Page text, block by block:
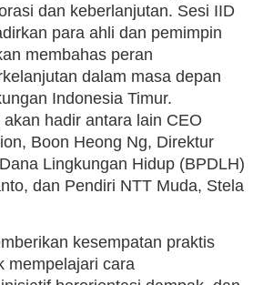
dan keberlanjutan. Sesi IID
para ahli dan pemimpin
membahas peran
dalam masa depan
Indonesia Timur.
hadir antara lain CEO
Boon Heong Ng, Direktur
Lingkungan Hidup (BPDLH)
dan Pendiri NTT Muda, Stela
kesempatan praktis
mempelajari cara